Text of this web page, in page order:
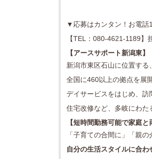
▼応募はカンタン！お電話
【TEL：080-4621-1189】
【アースサポート新潟東】
新潟市東区石山に位置する
全国に460以上の拠点を展
デイサービスをはじめ、訪
住宅改修など、多岐にわた
【短時間勤務可能で家庭と
「子育ての合間に」「親
自分の生活スタイルに合わ